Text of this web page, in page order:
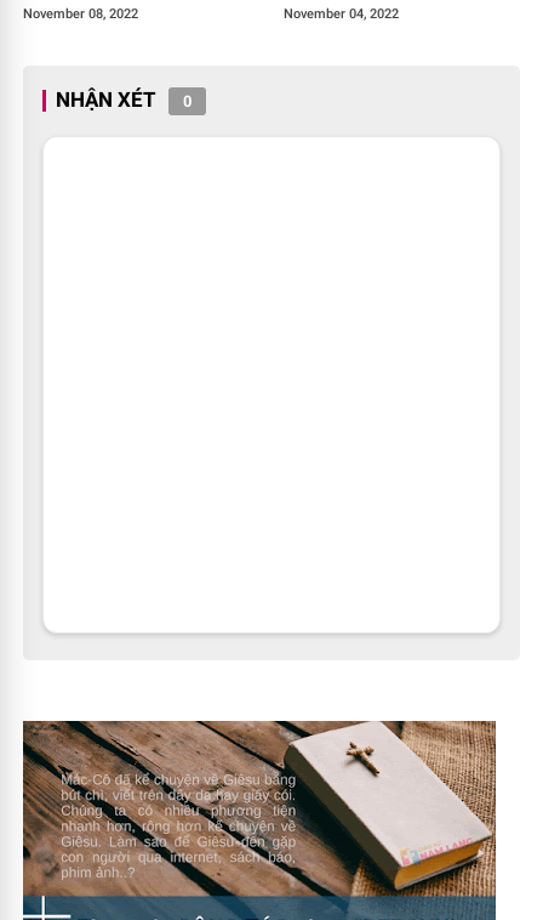
November 08, 2022 November 04, 2022
NHẬN XÉT 0